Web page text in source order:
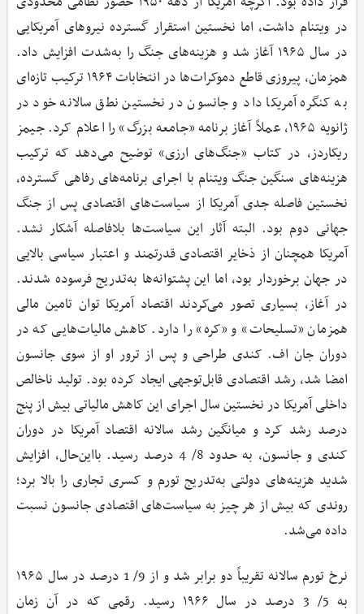
در ویتنام داشت، اما نخستین استقرار گسترده نیروهای آمریکایی
در سال ۱۹۶۵ آغاز شد و هزینه‌های جنگ را به‌شدت افزایش داد.
همزمان، پیروزی قاطع دموکرات‌ها در انتخابات ۱۹۶۴ ترکیب تازه‌ای
به کنگره آمریکا داد و جانسون در نخستین نطق سالانه خود در
ژانویه ۱۹۶۵، عملاً آغاز برنامه «جامعه بزرگ» را اعلام کرد. جیمز
ریکاردز، در کتاب «جنگ‌های ارزی» توضیح می‌دهد که ترکیب
هزینه‌های سنگین جنگ ویتنام با اجرای برنامه‌های رفاهی گسترده،
نخستین فاصله جدی آمریکا از سیاست‌های اقتصادی پس از جنگ
جهانی دوم بود. البته آثار این سیاست‌ها بلافاصله آشکار نشد.
آمریکا همچنان از ذخایر اقتصادی قدرتمند و اعتبار سیاسی بالایی
در جهان برخوردار بود، اما این پشتوانه‌ها به‌تدریج فرسوده شدند.
در آغاز، بسیاری تصور می‌کردند اقتصاد آمریکا توان تامین مالی
همزمان «تسلیحات» و «کره» را دارد. کاهش مالیات‌هایی که در
دوران جان اف. کندی طراحی و پس از ترور او از سوی جانسون
امضا شد، رشد اقتصادی قابل‌توجهی ایجاد کرده بود. تولید ناخالص
داخلی آمریکا در نخستین سال اجرای این کاهش مالیاتی بیش از پنج
درصد رشد کرد و میانگین رشد سالانه اقتصاد آمریکا در دوران
کندی و جانسون، به حدود 8/ 4 درصد رسید. بااین‌حال، افزایش
شدید هزینه‌های دولتی به‌تدریج تورم و کسری تجاری را بالا برد؛
روندی که بیش از هر چیز به سیاست‌های اقتصادی جانسون نسبت
داده می‌شد.
نرخ تورم سالانه تقریباً دو برابر شد و از 9/ 1 درصد در سال ۱۹۶۵
به 5/ 3 درصد در سال ۱۹۶۶ رسید. رقمی که در آن زمان